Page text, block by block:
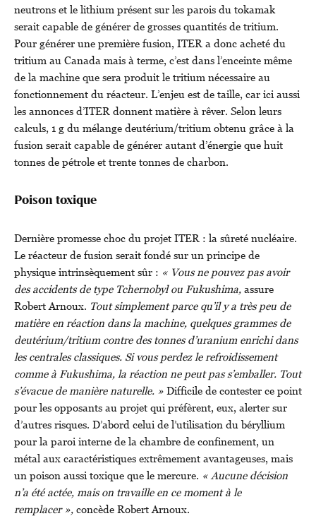
neutrons et le lithium présent sur les parois du tokamak
serait capable de générer de grosses quantités de tritium.
Pour générer une première fusion, ITER a donc acheté du
tritium au Canada mais à terme, c’est dans l’enceinte même
de la machine que sera produit le tritium nécessaire au
fonctionnement du réacteur. L’enjeu est de taille, car ici aussi
les annonces d’ITER donnent matière à rêver. Selon leurs
calculs, 1 g du mélange deutérium/tritium obtenu grâce à la
fusion serait capable de générer autant d’énergie que huit
tonnes de pétrole et trente tonnes de charbon.
Poison toxique
Dernière promesse choc du projet ITER : la sûreté nucléaire.
Le réacteur de fusion serait fondé sur un principe de
physique intrinsèquement sûr : « Vous ne pouvez pas avoir
des accidents de type Tchernobyl ou Fukushima,assure
Robert Arnoux. Tout simplement parce qu’il y a très peu de
matière en réaction dans la machine, quelques grammes de
deutérium/tritium contre des tonnes d’uranium enrichi dans
les centrales classiques. Si vous perdez le refroidissement
comme à Fukushima, la réaction ne peut pas s’emballer. Tout
s’évacue de manière naturelle. »Difficile de contester ce point
pour les opposants au projet qui préfèrent, eux, alerter sur
d’autres risques. D’abord celui de l’utilisation du béryllium
pour la paroi interne de la chambre de confinement, un
métal aux caractéristiques extrêmement avantageuses, mais
un poison aussi toxique que le mercure. « Aucune décision
n’a été actée, mais on travaille en ce moment à le
remplacer »,concède Robert Arnoux.